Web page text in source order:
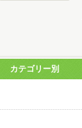
カテゴリー別